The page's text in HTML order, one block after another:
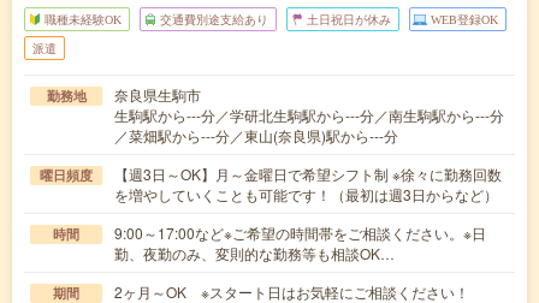
職種未経験OK 交通費別途支給あり 土日祝日が休み WEB登録OK
派遣
勤務地
奈良県生駒市
生駒駅から---分／学研北生駒駅から---分／南生駒駅から---分
／菜畑駅から---分／東山(奈良県)駅から---分
曜日頻度
【週3日～OK】月～金曜日で希望シフト制 ※徐々に勤務回数
を増やしていくことも可能です！（最初は週3日からなど）
時間
9:00～17:00など※ご希望の時間帯をご相談ください。※日
勤、夜勤のみ、変則的な勤務等も相談OK…
期間 2ヶ月～OK ※スタート日はお気軽にご相談ください！